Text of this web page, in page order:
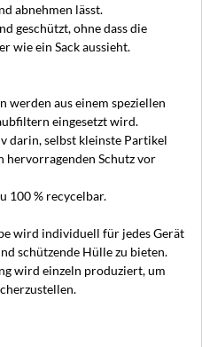
abnehmen lässt.
geschützt, ohne dass die
wie ein Sack aussieht.
werden aus einem speziellen
eingesetzt wird.
darin, selbst kleinste Partikel
hervorragenden Schutz vor
100 % recycelbar.
wird individuell für jedes Gerät
schützende Hülle zu bieten.
wird einzeln produziert, um